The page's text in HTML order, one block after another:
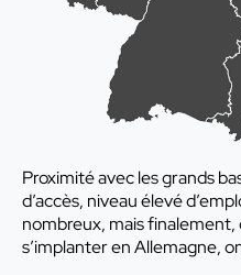
Proximité avec les grands
d’accès, niveau élevé
nombreux, mais finalement,
s’implanter en Allemagne,